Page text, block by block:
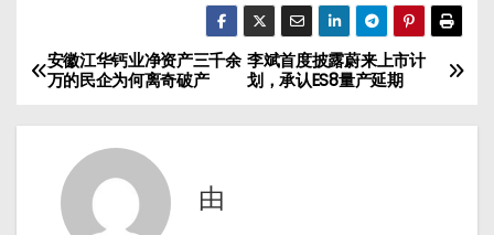
文
章
航
李斌首度披露蔚来上市计
划，承认ES8量产延期
安徽江华钙业净资产三千余
万的民企为何离奇破产
由